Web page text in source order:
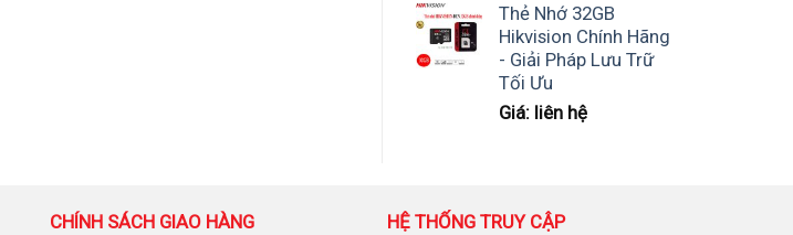
Thẻ Nhớ 32GB
Hikvision Chính Hãng
- Giải Pháp Lưu Trữ
Tối Ưu
Giá: liên hệ
CHÍNH SÁCH GIAO HÀNG HỆ THỐNG TRUY CẬP